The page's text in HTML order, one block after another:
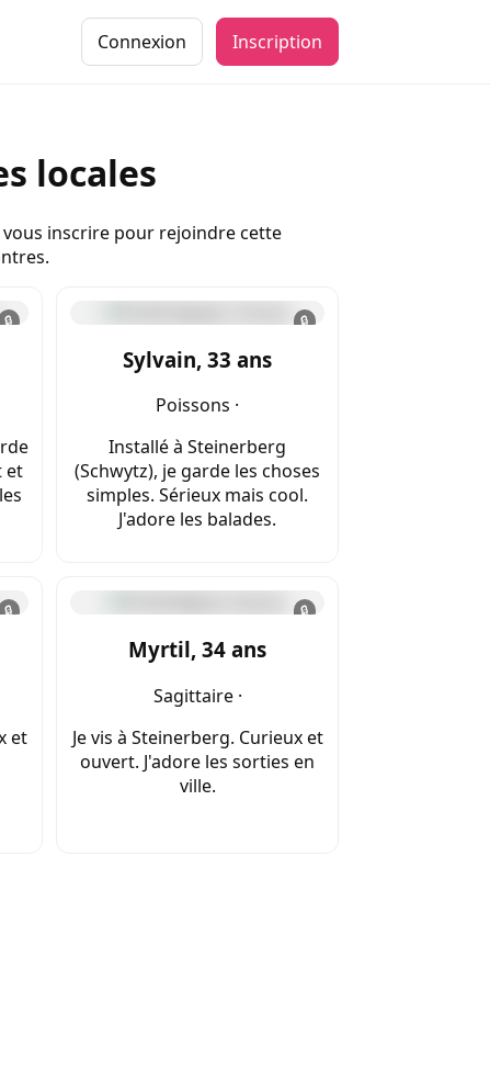
Connexion Inscription
locales
inscrire pour rejoindre cette
🔒
et
🔒
Sylvain, 33 ans
Poissons ·
Installé à Steinerberg
(Schwytz), je garde les choses
simples. Sérieux mais cool.
J'adore les balades.
🔒
et
🔒
Myrtil, 34 ans
Sagittaire ·
Je vis à Steinerberg. Curieux et
ouvert. J'adore les sorties en
ville.